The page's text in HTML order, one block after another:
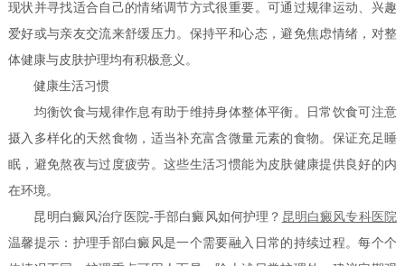
现状并寻找适合自己的情绪调节方式很重要。可通过规律运动、兴趣
爱好或与亲友交流来舒缓压力。保持平和心态，避免焦虑情绪，对整
体健康与皮肤护理均有积极意义。
健康生活习惯
均衡饮食与规律作息有助于维持身体整体平衡。日常饮食可注意
摄入多样化的天然食物，适当补充富含微量元素的食物。保证充足睡
眠，避免熬夜与过度疲劳。这些生活习惯能为皮肤健康提供良好的内
在环境。
昆明白癜风治疗医院-手部白癜风如何护理？ 昆明白癜风专科医院
温馨提示：护理手部白癜风是一个需要融入日常的持续过程。每个个